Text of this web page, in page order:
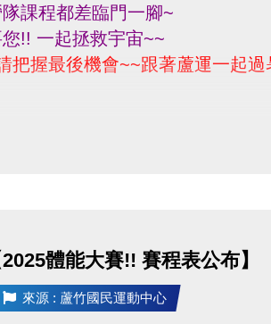
課程都差臨門一腳~
!! 一起拯救宇宙~~
把握最後機會~~跟著蘆運一起過
體能大賽!! 賽程表公布】
來源 : 蘆竹國民運動中心